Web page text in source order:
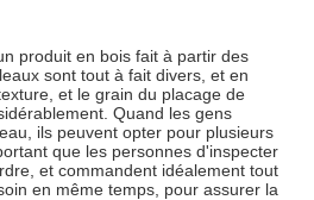
produit en bois fait à partir des
sont tout à fait divers, et en
et le grain du placage de
Quand les gens
ils peuvent opter pour plusieurs
que les personnes d'inspecter
et commandent idéalement tout
en même temps, pour assurer la